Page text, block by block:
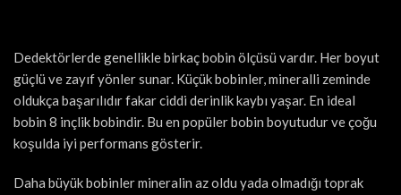
Dedektörlerde genellikle birkaç bobin ölçüsü vardır. Her boyut
güçlü ve zayıf yönler sunar. Küçük bobinler, mineralli zeminde
oldukça başarılıdır fakar ciddi derinlik kaybı yaşar. En ideal
bobin 8 inçlik bobindir. Bu en popüler bobin boyutudur ve çoğu
koşulda iyi performans gösterir.
Daha büyük bobinler mineralin az oldu yada olmadığı toprak